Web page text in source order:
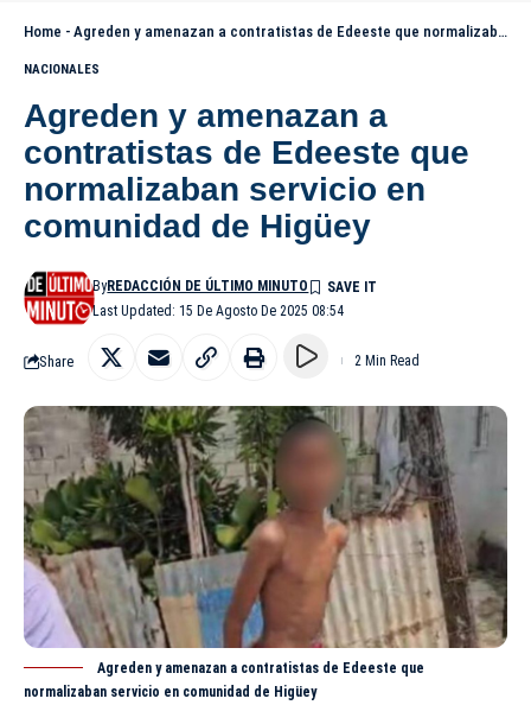
Home - Agreden y amenazan a contratistas de Edeeste que normalizaban servicio en comunidad de Higüey
NACIONALES
Agreden y amenazan a
contratistas de Edeeste que
normalizaban servicio en
comunidad de Higüey
Last Updated: 15 De Agosto De 2025 08:54
ByREDACCIÓN DE ÚLTIMO MINUTO
Share 2 Min Read
Agreden y amenazan a contratistas de Edeeste que
normalizaban servicio en comunidad de Higüey